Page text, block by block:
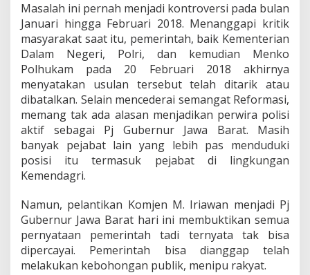
M
e
n
i
p
R
a
k
t
!
Masalah ini pernah menjadi kontroversi pada bulan
Januari hingga Februari 2018. Menanggapi kritik
masyarakat saat itu, pemerintah, baik Kementerian
Dalam Negeri, Polri, dan kemudian Menko
Polhukam pada 20 Februari 2018 akhirnya
menyatakan usulan tersebut telah ditarik atau
dibatalkan. Selain mencederai semangat Reformasi,
memang tak ada alasan menjadikan perwira polisi
aktif sebagai Pj Gubernur Jawa Barat. Masih
banyak pejabat lain yang lebih pas menduduki
posisi itu termasuk pejabat di lingkungan
Kemendagri.
Namun, pelantikan Komjen M. Iriawan menjadi Pj
Gubernur Jawa Barat hari ini membuktikan semua
pernyataan pemerintah tadi ternyata tak bisa
dipercayai. Pemerintah bisa dianggap telah
melakukan kebohongan publik, menipu rakyat.